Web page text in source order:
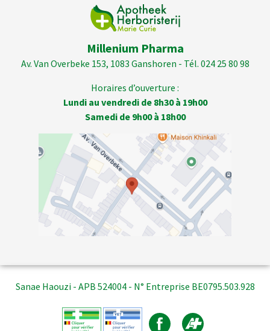
Millenium Pharma
Av. Van Overbeke 153, 1083 Ganshoren - Tél. 024 25 80 98
Horaires d’ouverture :
Lundi au vendredi de 8h30 à 19h00
Samedi de 9h00 à 18h00
Sanae Haouzi - APB 524004 - N° Entreprise BE0795.503.928